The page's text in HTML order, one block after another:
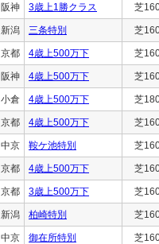
阪神 3歳上1勝クラス 芝
新潟 三条特別 芝
京都 4歳上500万下 芝
阪神 4歳上500万下 芝
小倉 4歳上500万下 芝
京都 4歳上500万下 芝
中京 鞍ケ池特別 芝
京都 4歳上500万下 芝
京都 3歳上500万下 芝
新潟 柏崎特別 芝
中京 御在所特別 芝